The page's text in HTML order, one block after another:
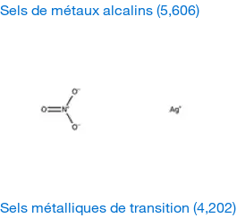
Sels de métaux alcalins (5,606)
Sels métalliques de transition (4,202)